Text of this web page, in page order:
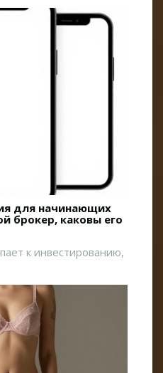
для начинающих
брокер, каковы его
к инвестированию,